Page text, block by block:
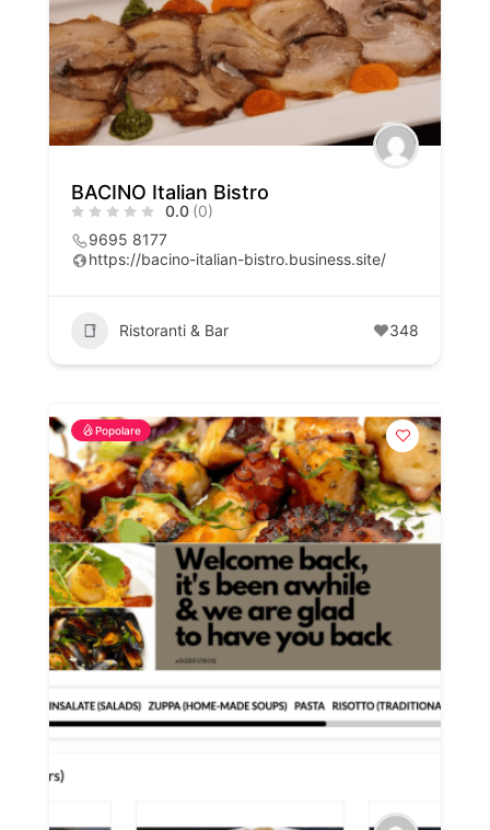
BACINO Italian Bistro
0.0 (0)
9695 8177
https://bacino-italian-bistro.business.site/
Ristoranti & Bar 348
Popolare